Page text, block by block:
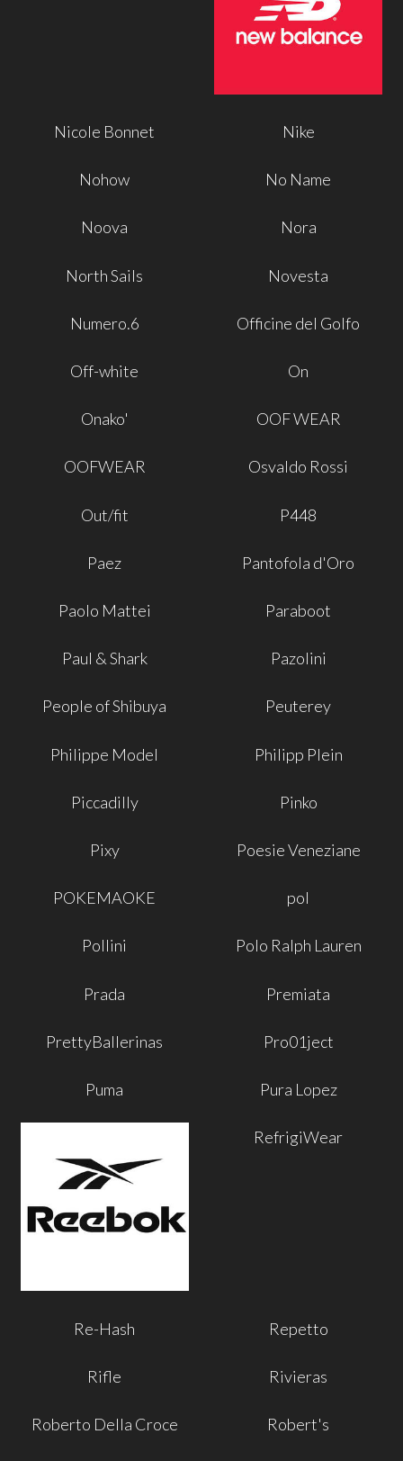
Nicole Bonnet Nike
Nohow No Name
Noova Nora
North Sails Novesta
Numero.6 Officine del Golfo
Off-white On
Onako' OOF WEAR
OOFWEAR Osvaldo Rossi
Out/fit P448
Paez Pantofola d'Oro
Paolo Mattei Paraboot
Paul & Shark Pazolini
People of Shibuya Peuterey
Philippe Model Philipp Plein
Piccadilly Pinko
Pixy Poesie Veneziane
POKEMAOKE pol
Pollini Polo Ralph Lauren
Prada Premiata
PrettyBallerinas Pro01ject
Puma Pura Lopez
RefrigiWear
Re-Hash Repetto
Rifle Rivieras
Roberto Della Croce Robert's